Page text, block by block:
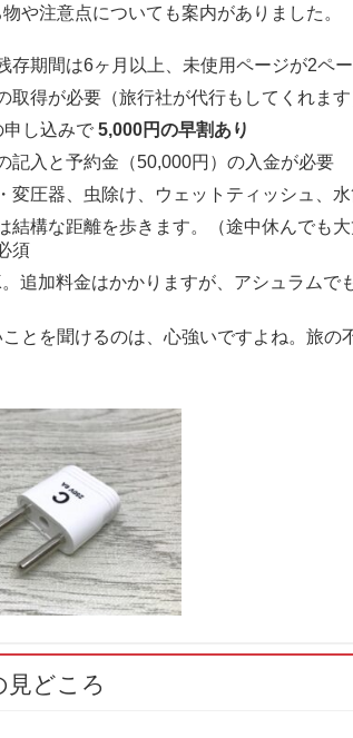
や注意点についても案内がありました。
存期間は6ヶ月以上、未使用ページが2ペ
取得が必要（旅行社が代行もしてくれます
申し込みで5,000円の早割あり
記入と予約金（50,000円）の入金が必要
変圧器、虫除け、ウェットティッシュ、
結構な距離を歩きます。（途中休んでも
須
追加料金はかかりますが、アシュラムで
とを聞けるのは、心強いですよね。旅の
見どころ